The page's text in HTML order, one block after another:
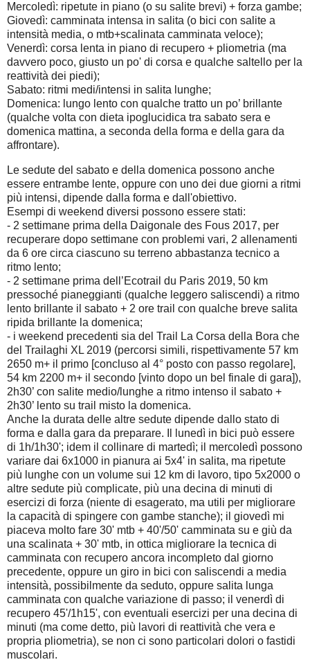
Mercoledì: ripetute in piano (o su salite brevi) + forza gambe;
Giovedì: camminata intensa in salita (o bici con salite a
intensità media, o mtb+scalinata camminata veloce);
Venerdì: corsa lenta in piano di recupero + pliometria (ma
davvero poco, giusto un po' di corsa e qualche saltello per la
reattività dei piedi);
Sabato: ritmi medi/intensi in salita lunghe;
Domenica: lungo lento con qualche tratto un po’ brillante
(qualche volta con dieta ipoglucidica tra sabato sera e
domenica mattina, a seconda della forma e della gara da
affrontare).
Le sedute del sabato e della domenica possono anche
essere entrambe lente, oppure con uno dei due giorni a ritmi
più intensi, dipende dalla forma e dall'obiettivo.
Esempi di weekend diversi possono essere stati:
- 2 settimane prima della Daigonale des Fous 2017, per
recuperare dopo settimane con problemi vari, 2 allenamenti
da 6 ore circa ciascuno su terreno abbastanza tecnico a
ritmo lento;
- 2 settimane prima dell’Ecotrail du Paris 2019, 50 km
pressoché pianeggianti (qualche leggero saliscendi) a ritmo
lento brillante il sabato + 2 ore trail con qualche breve salita
ripida brillante la domenica;
- i weekend precedenti sia del Trail La Corsa della Bora che
del Trailaghi XL 2019 (percorsi simili, rispettivamente 57 km
2650 m+ il primo [concluso al 4° posto con passo regolare],
54 km 2200 m+ il secondo [vinto dopo un bel finale di gara]),
2h30’ con salite medio/lunghe a ritmo intenso il sabato +
2h30’ lento su trail misto la domenica.
Anche la durata delle altre sedute dipende dallo stato di
forma e dalla gara da preparare. Il lunedì in bici può essere
di 1h/1h30'; idem il collinare di martedì; il mercoledì possono
variare dai 6x1000 in pianura ai 5x4' in salita, ma ripetute
più lunghe con un volume sui 12 km di lavoro, tipo 5x2000 o
altre sedute più complicate, più una decina di minuti di
esercizi di forza (niente di esagerato, ma utili per migliorare
la capacità di spingere con gambe stanche); il giovedì mi
piaceva molto fare 30' mtb + 40'/50' camminata su e giù da
una scalinata + 30' mtb, in ottica migliorare la tecnica di
camminata con recupero ancora incompleto dal giorno
precedente, oppure un giro in bici con saliscendi a media
intensità, possibilmente da seduto, oppure salita lunga
camminata con qualche variazione di passo; il venerdì di
recupero 45'/1h15', con eventuali esercizi per una decina di
minuti (ma come detto, più lavori di reattività che vera e
propria pliometria), se non ci sono particolari dolori o fastidi
muscolari.